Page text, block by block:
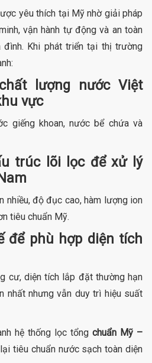
yêu thích tại Mỹ nhờ giải pháp
vận hành tự động và an toàn
Khi phát triển tại thị trường
lượng nước Việt
vực
giếng khoan, nước bể chứa và
trúc lõi lọc để xử lý
nhiều, độ đục cao, hàm lượng ion
tiêu chuẩn Mỹ.
để phù hợp diện tích
cư, diện tích lắp đặt thường hạn
nhất nhưng vẫn duy trì hiệu suất
hệ thống lọc tổng chuẩn Mỹ –
tiêu chuẩn nước sạch toàn diện